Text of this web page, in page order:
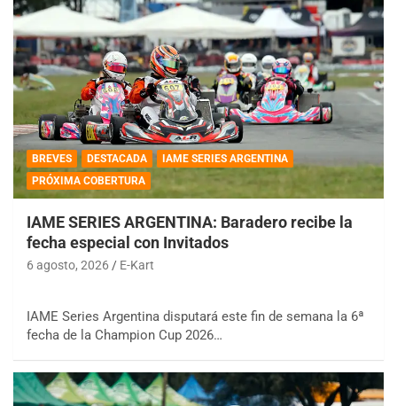
BREVES DESTACADA
IAME SERIES ARGENTINA
PRÓXIMA COBERTURA
IAME SERIES ARGENTINA: Baradero recibe la
fecha especial con Invitados
6 agosto, 2026 E-Kart
IAME Series Argentina disputará este fin de semana la 6ª
fecha de la Champion Cup 2026…